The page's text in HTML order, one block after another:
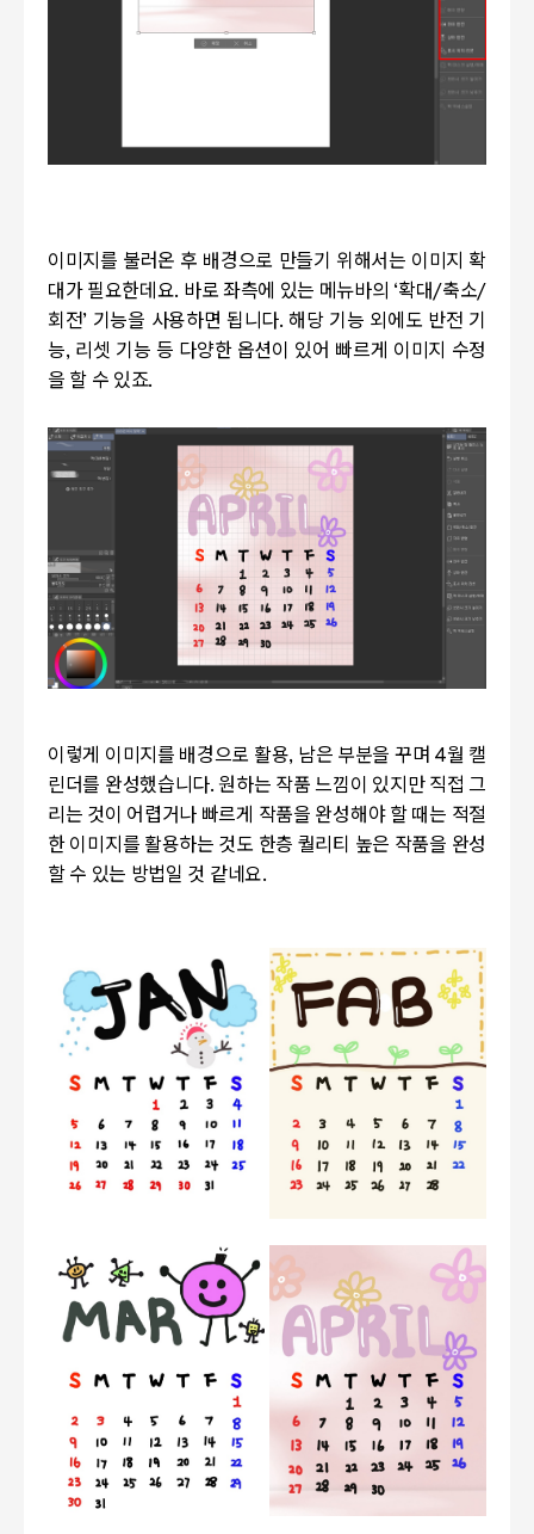
이미지를 불러온 후 배경으로 만들기 위해서는 이미지 확
대가 필요한데요. 바로 좌측에 있는 메뉴바의 ‘확대/축소/
회전’ 기능을 사용하면 됩니다. 해당 기능 외에도 반전 기
능, 리셋 기능 등 다양한 옵션이 있어 빠르게 이미지 수정
을 할 수 있죠.
이렇게 이미지를 배경으로 활용, 남은 부분을 꾸며 4월 캘
린더를 완성했습니다.원하는 작품 느낌이 있지만 직접 그
리는 것이 어렵거나 빠르게 작품을 완성해야 할 때는 적절
한 이미지를 활용하는 것도 한층 퀄리티 높은 작품을 완성
할 수 있는 방법일 것 같네요.